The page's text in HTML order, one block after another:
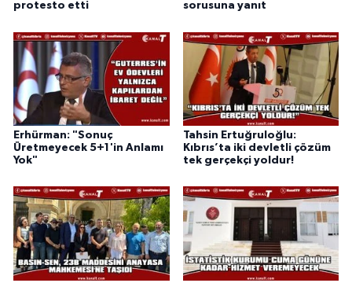
protesto etti sorusuna yanıt
Erhürman: "Sonuç
Üretmeyecek 5+1'in Anlamı
Yok"
Tahsin Ertuğruloğlu:
Kıbrıs’ta iki devletli çözüm
tek gerçekçi yoldur!